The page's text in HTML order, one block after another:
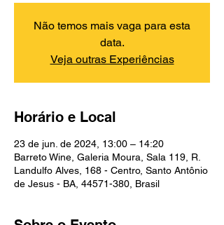
Não temos mais vaga para esta
data.
Veja outras Experiências
Horário e Local
23 de jun. de 2024, 13:00 – 14:20
Barreto Wine, Galeria Moura, Sala 119, R.
Landulfo Alves, 168 - Centro, Santo Antônio
de Jesus - BA, 44571-380, Brasil